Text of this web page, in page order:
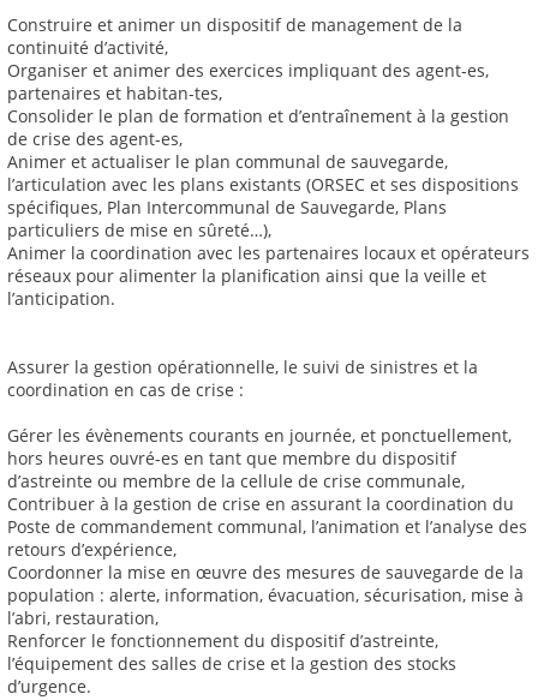
Construire et animer un dispositif de management de la
continuité d’activité,
Organiser et animer des exercices impliquant des agent-es,
partenaires et habitan-tes,
Consolider le plan de formation et d’entraînement à la gestion
de crise des agent-es,
Animer et actualiser le plan communal de sauvegarde,
l’articulation avec les plans existants (ORSEC et ses dispositions
spécifiques, Plan Intercommunal de Sauvegarde, Plans
particuliers de mise en sûreté…),
Animer la coordination avec les partenaires locaux et opérateurs
réseaux pour alimenter la planification ainsi que la veille et
l’anticipation.
Assurer la gestion opérationnelle, le suivi de sinistres et la
coordination en cas de crise :
Gérer les évènements courants en journée, et ponctuellement,
hors heures ouvré-es en tant que membre du dispositif
d’astreinte ou membre de la cellule de crise communale,
Contribuer à la gestion de crise en assurant la coordination du
Poste de commandement communal, l’animation et l’analyse des
retours d’expérience,
Coordonner la mise en œuvre des mesures de sauvegarde de la
population : alerte, information, évacuation, sécurisation, mise à
l’abri, restauration,
Renforcer le fonctionnement du dispositif d’astreinte,
l’équipement des salles de crise et la gestion des stocks
d’urgence.